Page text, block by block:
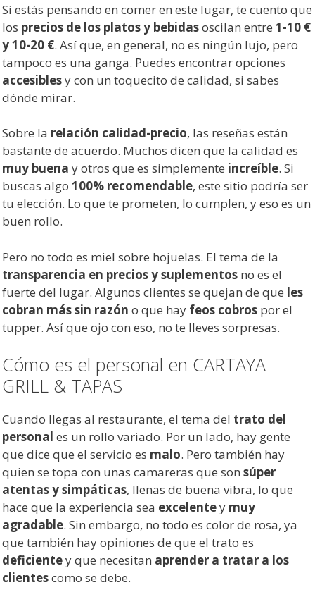
Si estás pensando en comer en este lugar, te cuento que
los precios de los platos y bebidasoscilan entre 1-10 €
y 10-20 €. Así que, en general, no es ningún lujo, pero
tampoco es una ganga. Puedes encontrar opciones
accesiblesy con un toquecito de calidad, si sabes
dónde mirar.
Sobre la relación calidad-precio, las reseñas están
bastante de acuerdo. Muchos dicen que la calidad es
muy buena y otros que es simplemente increíble. Si
buscas algo 100% recomendable, este sitio podría ser
tu elección. Lo que te prometen, lo cumplen, y eso es un
buen rollo.
Pero no todo es miel sobre hojuelas. El tema de la
transparencia en precios y suplementos no es el
fuerte del lugar. Algunos clientes se quejan de que les
cobran más sin razón o que hay feos cobros por el
tupper. Así que ojo con eso, no te lleves sorpresas.
Cómo es el personal en CARTAYA
GRILL & TAPAS
Cuando llegas al restaurante, el tema del trato del
personal es un rollo variado. Por un lado, hay gente
que dice que el servicio es malo. Pero también hay
quien se topa con unas camareras que son súper
atentas y simpáticas, llenas de buena vibra, lo que
hace que la experiencia sea excelentey muy
agradable. Sin embargo, no todo es color de rosa, ya
que también hay opiniones de que el trato es
deficientey que necesitan aprender a tratar a los
clientescomo se debe.